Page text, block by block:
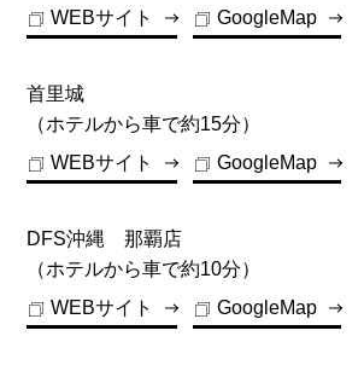
込）
7:00～23:00
【台数】
36台（先着順・予約不可）
（車高制限2.00m）
※その他、車輌制限もございますの
【注意事項】
WEBサイト
GoogleMap
首里城
（ホテルから車で約15分）
WEBサイト
GoogleMap
DFS沖縄 那覇店
（ホテルから車で約10分）
WEBサイト
GoogleMap